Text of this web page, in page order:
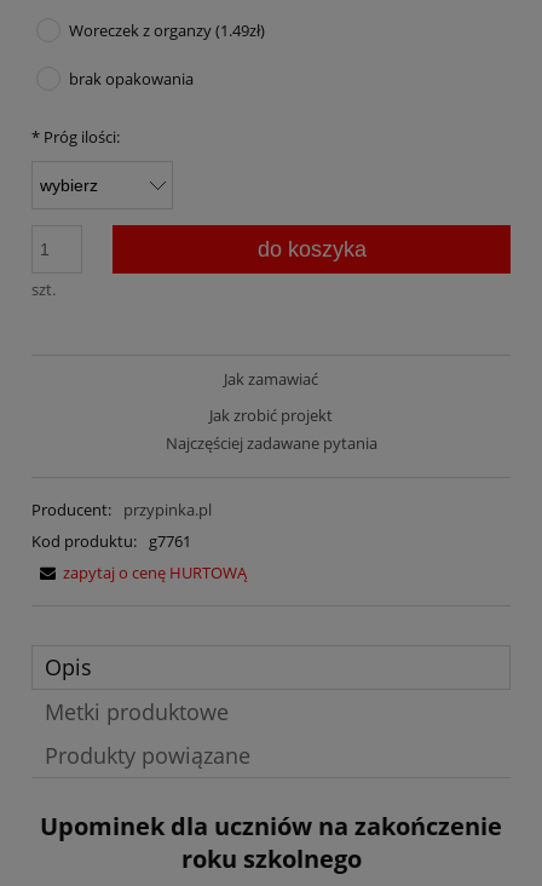
Woreczek z organzy (1.49zł)
brak opakowania
* Próg ilości:
szt.
do koszyka
Jak zamawiać
Jak zrobić projekt
Najczęściej zadawane pytania
Producent:
przypinka.pl
Kod produktu:
g7761
zapytaj o cenę HURTOWĄ
Opis
Metki produktowe
Produkty powiązane
Upominek dla uczniów na zakończenie
roku szkolnego